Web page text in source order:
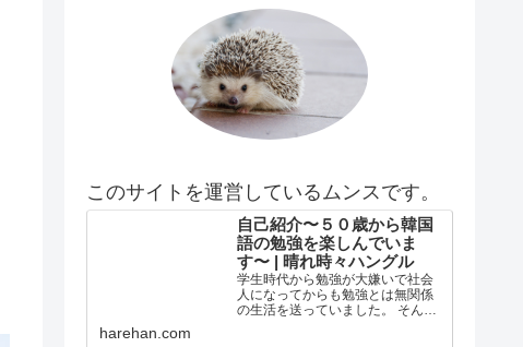
このサイトを運営しているムンスです。
自己紹介〜５０歳から韓国
語の勉強を楽しんでいま
す〜 | 晴れ時々ハングル
学生時代から勉強が大嫌いで社会
人になってからも勉強とは無関係
の生活を送っていました。 そんな
harehan.com